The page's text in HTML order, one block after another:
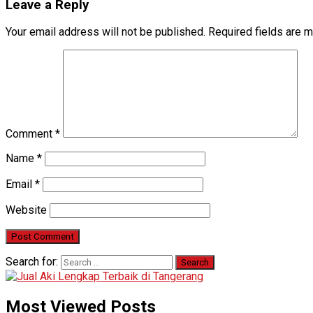
Leave a Reply
Your email address will not be published. Required fields are
Comment *
Name *
Email *
Website
Search for:
Most Viewed Posts